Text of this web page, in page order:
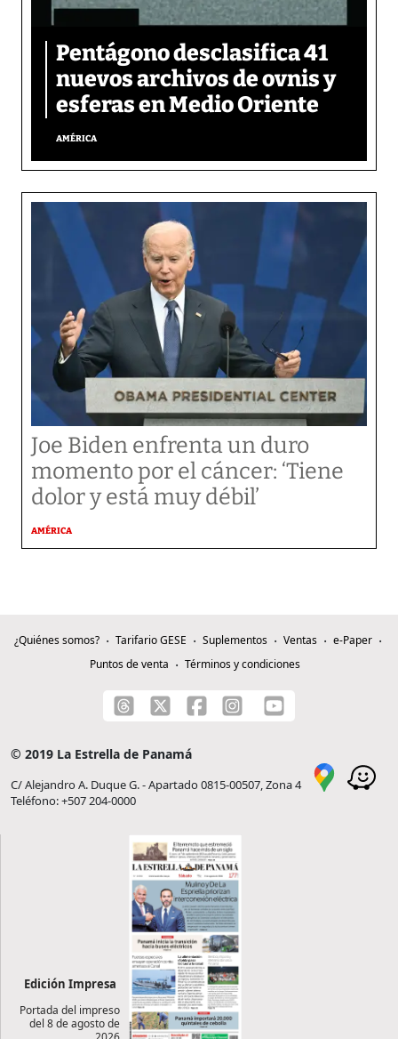
Pentágono desclasifica 41
nuevos archivos de ovnis y
esferas en Medio Oriente
AMÉRICA
Joe Biden enfrenta un duro
momento por el cáncer: ‘Tiene
dolor y está muy débil’
AMÉRICA
¿Quiénes somos? Tarifario GESE Suplementos Ventas
e-Paper
Puntos de venta
Términos y condiciones
© 2019 La Estrella de Panamá
C/ Alejandro A. Duque G. - Apartado 0815-00507, Zona 4
Teléfono: +507 204-0000
Edición Impresa
Portada del impreso
del 8 de agosto de